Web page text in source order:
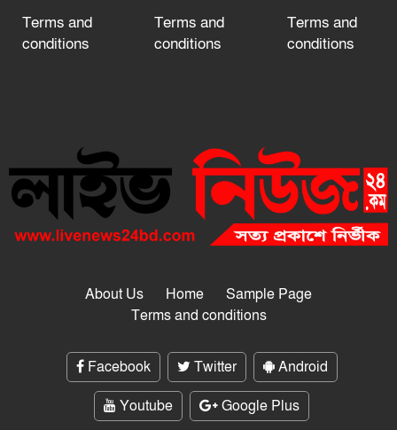
Terms and
conditions
Terms and
conditions
Terms and
conditions
About Us Home
Sample Page
Terms and conditions
Facebook Twitter
Android
Youtube
Google Plus